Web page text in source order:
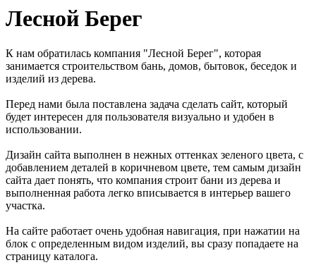
Лесной Берег
К нам обратилась компания "Лесной Берег", которая
занимается строительством бань, домов, бытовок, беседок и
изделий из дерева.
Перед нами была поставлена задача сделать сайт, который
будет интересен для пользователя визуально и удобен в
использовании.
Дизайн сайта выполнен в нежных оттенках зеленого цвета, с
добавлением деталей в коричневом цвете, тем самым дизайн
сайта дает понять, что компания строит бани из дерева и
выполненная работа легко вписывается в интерьер вашего
участка.
На сайте работает очень удобная навигация, при нажатии на
блок с определенным видом изделий, вы сразу попадаете на
страницу каталога.